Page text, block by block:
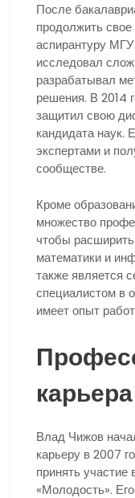
После
продолжить
аспирантуру
исследовал
разрабатывал
решения. В 2014
защитил свою
кандидата наук.
экспертами и
сообществе.
Кроме
множество
чтобы
математики и
также является
специалистом в
имеет опыт
карьера
Влад Чижов
карьеру в 2007
принять
«Молодость».